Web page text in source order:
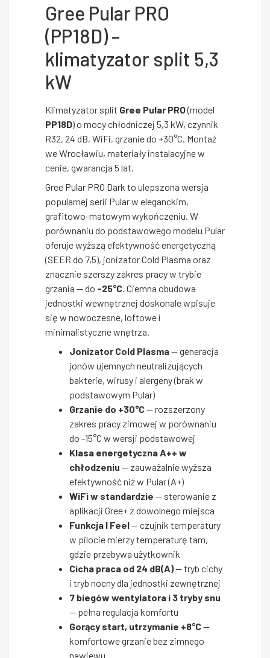
Gree Pular PRO
(PP18D) –
klimatyzator split 5,3
kW
Klimatyzator split Gree Pular PRO(model
PP18D) o mocy chłodniczej 5,3 kW, czynnik
R32, 24 dB, WiFi, grzanie do +30°C. Montaż
we Wrocławiu, materiały instalacyjne w
cenie, gwarancja 5 lat.
Gree Pular PRO Dark to ulepszona wersja
popularnej serii Pular w eleganckim,
grafitowo-matowym wykończeniu. W
porównaniu do podstawowego modelu Pular
oferuje wyższą efektywność energetyczną
(SEER do 7,5), jonizator Cold Plasma oraz
znacznie szerszy zakres pracy w trybie
grzania — do -25°C . Ciemna obudowa
jednostki wewnętrznej doskonale wpisuje
się w nowoczesne, loftowe i
minimalistyczne wnętrza.
Jonizator Cold Plasma— generacja
jonów ujemnych neutralizujących
bakterie, wirusy i alergeny (brak w
podstawowym Pular)
Grzanie do +30°C— rozszerzony
zakres pracy zimowej w porównaniu
do -15°C w wersji podstawowej
Klasa energetyczna A++ w
chłodzeniu — zauważalnie wyższa
efektywność niż w Pular (A+)
WiFi w standardzie — sterowanie z
aplikacji Gree+ z dowolnego miejsca
Funkcja I Feel— czujnik temperatury
w pilocie mierzy temperaturę tam,
gdzie przebywa użytkownik
Cicha praca od 24 dB(A)— tryb cichy
i tryb nocny dla jednostki zewnętrznej
7 biegów wentylatora i 3 tryby snu
— pełna regulacja komfortu
Gorący start, utrzymanie +8°C—
komfortowe grzanie bez zimnego
nawiewu